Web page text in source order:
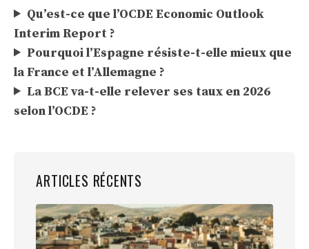
Qu’est-ce que l’OCDE Economic Outlook
Interim Report ?
Pourquoi l’Espagne résiste-t-elle mieux que
la France et l’Allemagne ?
La BCE va-t-elle relever ses taux en 2026
selon l’OCDE ?
ARTICLES RÉCENTS